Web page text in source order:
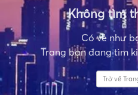
Không tìm
Có vẻ như
Trang bạn đang tìm
Trở về